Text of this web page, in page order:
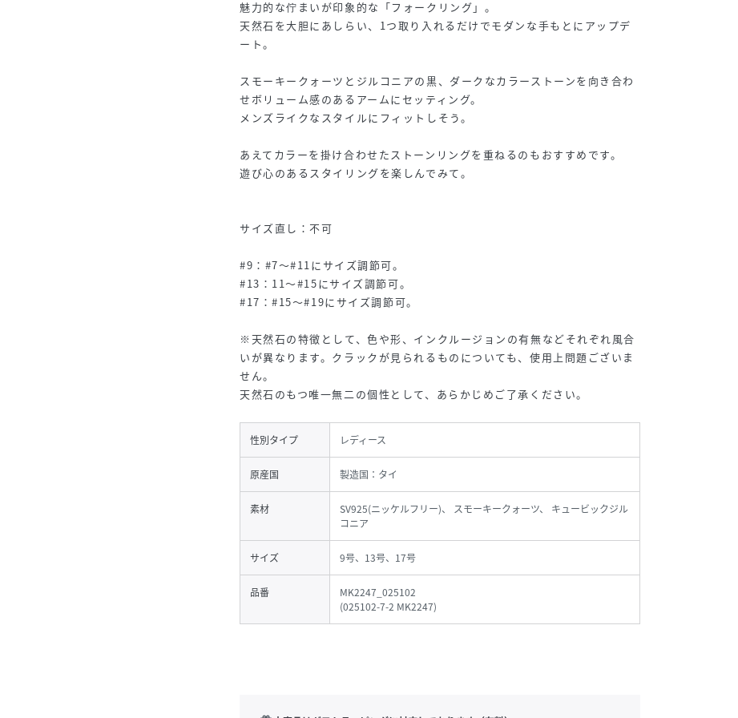
魅力的な佇まいが印象的な「フォークリング」。
天然石を大胆にあしらい、1つ取り入れるだけでモダンな手もとにアップデ
ート。
スモーキークォーツとジルコニアの黒、ダークなカラーストーンを向き合わ
せボリューム感のあるアームにセッティング。
メンズライクなスタイルにフィットしそう。
あえてカラーを掛け合わせたストーンリングを重ねるのもおすすめです。
遊び心のあるスタイリングを楽しんでみて。
サイズ直し：不可
#9：#7～#11にサイズ調節可。
#13：11～#15にサイズ調節可。
#17：#15～#19にサイズ調節可。
※天然石の特徴として、色や形、インクルージョンの有無などそれぞれ風合
いが異なります。クラックが見られるものについても、使用上問題ございま
せん。
天然石のもつ唯一無二の個性として、あらかじめご了承ください。
性別タイプ レディース
原産国 製造国：タイ
素材
SV925(ニッケルフリー)、 スモーキークォーツ、 キュービックジル
コニア
サイズ 9号、13号、17号
品番
MK2247_025102
(025102-7-2 MK2247)